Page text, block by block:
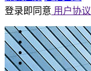
登录即同意 用户协议